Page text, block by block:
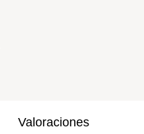
Valoraciones